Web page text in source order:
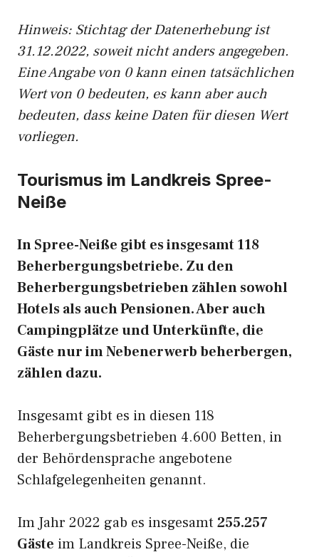
Hinweis: Stichtag der Datenerhebung ist
31.12.2022, soweit nicht anders angegeben.
Eine Angabe von 0 kann einen tatsächlichen
Wert von 0 bedeuten, es kann aber auch
bedeuten, dass keine Daten für diesen Wert
vorliegen.
Tourismus im Landkreis Spree-
Neiße
In Spree-Neiße gibt es insgesamt 118
Beherbergungsbetriebe. Zu den
Beherbergungsbetrieben zählen sowohl
Hotels als auch Pensionen. Aber auch
Campingplätze und Unterkünfte, die
Gäste nur im Nebenerwerb beherbergen,
zählen dazu.
Insgesamt gibt es in diesen 118
Beherbergungsbetrieben 4.600 Betten, in
der Behördensprache angebotene
Schlafgelegenheiten genannt.
Im Jahr 2022 gab es insgesamt 255.257
Gäste im Landkreis Spree-Neiße, die